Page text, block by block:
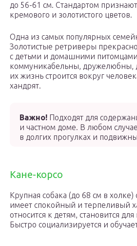
до 56-61 см. Стандартом
кремового и золотистого цветов.
Одна из самых популярных
Золотистые ретриверы
с детьми и домашними
коммуникабельны, дружелюбны,
их жизнь строится вокруг
хандрят.
Важно! Подходят для
и частном доме. В любом
в долгих прогулках и
Кане-корсо
Крупная собака (до 68 см в
имеет спокойный и терпеливый
относится к детям, становится
Быстро социализируется и